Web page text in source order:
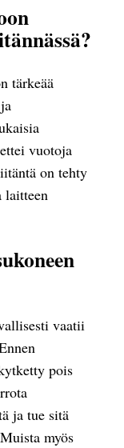
tärkeää
vuotoja
on tehty
laitteen
vaatii
pois
ja tue sitä
myös